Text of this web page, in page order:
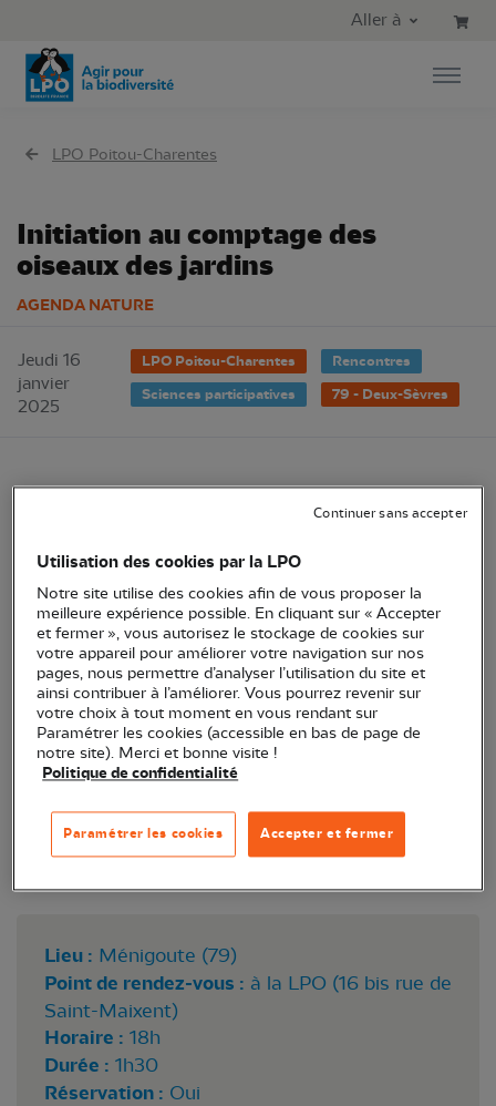
Aller au menu principal
Aller à
LPO Poitou-Charentes
Initiation au comptage des
oiseaux des jardins
AGENDA NATURE
Jeudi 16
janvier
2025
LPO Poitou-Charentes
Rencontres
Sciences participatives
79 - Deux-Sèvres
oiseaux depuis votre fenêtre et vous voulez aider
les scientifiques à comprendre quand et pourquoi
ils fréquentent les jardins ? Alors cette soirée est
faite pour vous !
Lieu : Ménigoute (79)
Point de rendez-vous : à la LPO (16 bis rue de
Saint-Maixent)
Horaire : 18h
Durée : 1h30
Réservation : Oui
Utilisation des cookies par la LPO
Notre site utilise des cookies afin de vous proposer la
meilleure expérience possible. En cliquant sur « Accepter
et fermer », vous autorisez le stockage de cookies sur
votre appareil pour améliorer votre navigation sur nos
pages, nous permettre d’analyser l’utilisation du site et
ainsi contribuer à l’améliorer. Vous pourrez revenir sur
votre choix à tout moment en vous rendant sur
Paramétrer les cookies (accessible en bas de page de
notre site). Merci et bonne visite !
Politique de confidentialité
Accepter et fermer
Paramétrer les cookies
Continuer sans accepter